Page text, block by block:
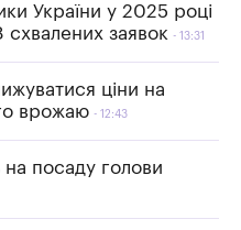
України у 2025 році
схвалених заявок
13:31
ціни на
врожаю
12:43
посаду голови